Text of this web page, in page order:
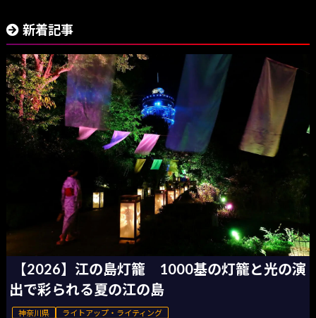
新着記事
【2026】江の島灯籠 1000基の灯籠と光の演
出で彩られる夏の江の島
神奈川県 ライトアップ・ライティング